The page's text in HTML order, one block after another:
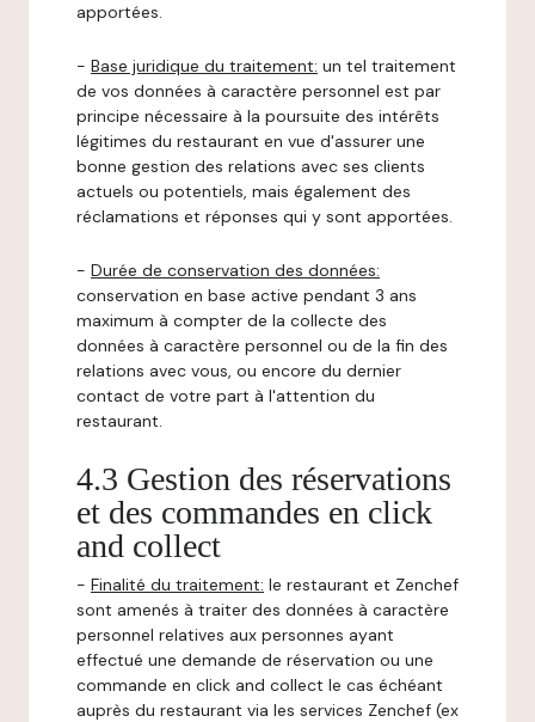
apportées.
- Base juridique du traitement: un tel traitement
de vos données à caractère personnel est par
principe nécessaire à la poursuite des intérêts
légitimes du restaurant en vue d'assurer une
bonne gestion des relations avec ses clients
actuels ou potentiels, mais également des
réclamations et réponses qui y sont apportées.
- Durée de conservation des données:
conservation en base active pendant 3 ans
maximum à compter de la collecte des
données à caractère personnel ou de la fin des
relations avec vous, ou encore du dernier
contact de votre part à l'attention du
restaurant.
4.3 Gestion des réservations
et des commandes en click
and collect
- Finalité du traitement: le restaurant et Zenchef
sont amenés à traiter des données à caractère
personnel relatives aux personnes ayant
effectué une demande de réservation ou une
commande en click and collect le cas échéant
auprès du restaurant via les services Zenchef (ex